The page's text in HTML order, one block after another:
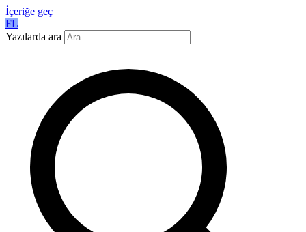
İçeriğe geç
FL
Yazılarda ara